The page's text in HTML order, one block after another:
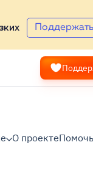
Поддержать
О проекте